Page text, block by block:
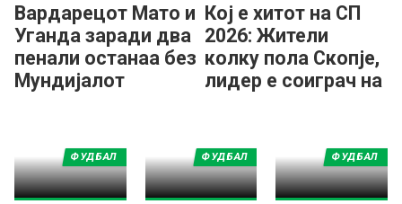
Вардарецот Мато и
Уганда заради два
пенали останаа без
Мундијалот
Кој е хитот на СП
2026: Жители
колку пола Скопје,
лидер е соиграч на
ФУДБАЛ ФУДБАЛ ФУДБАЛ